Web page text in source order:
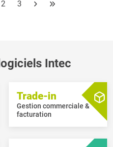
2 3
logiciels Intec
Trade-in
Gestion commerciale &
facturation